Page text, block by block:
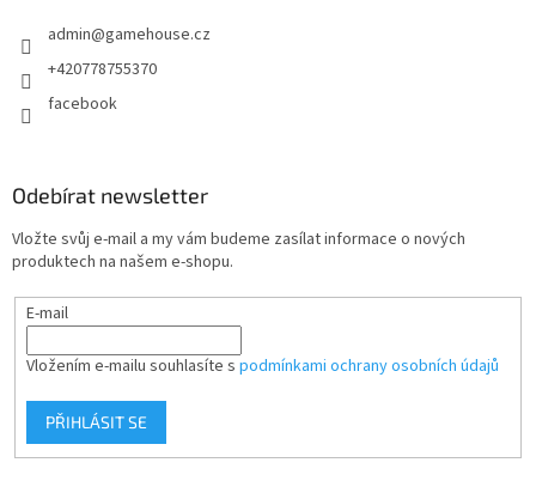
admin@gamehouse.cz
+420778755370
facebook
Odebírat newsletter
Vložte svůj e-mail a my vám budeme zasílat informace o nových
produktech na našem e-shopu.
E-mail
Vložením e-mailu souhlasíte s podmínkami ochrany osobních údajů
PŘIHLÁSIT SE